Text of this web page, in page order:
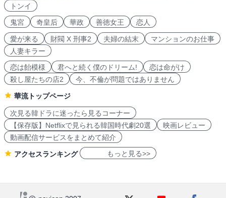
トンイ
鬼宮
奇皇后 華政 善徳女王 恋人
愛が来る 財閥 X 刑事2 夫婦の結末
マンションのお仕事
人妻キラー
恋は飴模様
君へと続く僕のドリーム!
恋は命がけ
殺し屋たちの店2
今、不倫が問題ではありません
華流トップページ
次見る韓ドラに迷ったら見るコーナー
【保存版】Netflixで見られる韓国時代劇20選
映画レビュー
動画配信サービスをまとめて紹介
アクセスランキング もっと見る>>